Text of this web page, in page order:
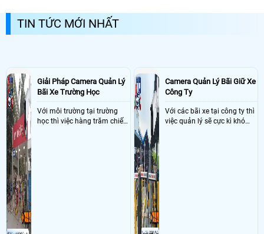
TIN TỨC MỚI NHẤT
Giải Pháp Camera Quản Lý
Bãi Xe Trường Học
Với môi trường tại trường
học thì việc hàng trăm chiếc
Camera Quản Lý Bãi Giữ Xe
Công Ty
Với các bãi xe tại công ty thì
việc quản lý sẽ cực kì khó